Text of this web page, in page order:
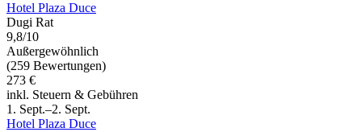
Hotel Plaza Duce
Dugi Rat
9,8/10
Außergewöhnlich
(259 Bewertungen)
273 €
inkl. Steuern & Gebühren
1. Sept.–2. Sept.
Hotel Plaza Duce